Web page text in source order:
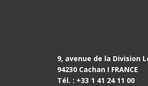
9, avenue de la Division
94230 Cachan I FRANCE
Tél. : +33 1 41 24 11 00